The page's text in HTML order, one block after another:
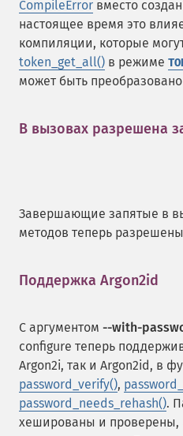
CompileError вместо
настоящее время это
компиляции, которые
token_get_all() в режиме
может быть
В вызовах разрешена
Завершающие запятые в
методов теперь
Поддержка Argon2id
С аргументом --with-
configure теперь
Argon2i, так и Argon2id, в
password_verify(),
password_needs_rehash().
хешированы и проверены,